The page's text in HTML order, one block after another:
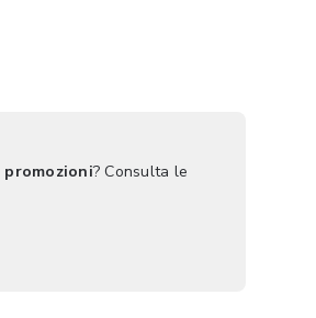
promozioni? Consulta le